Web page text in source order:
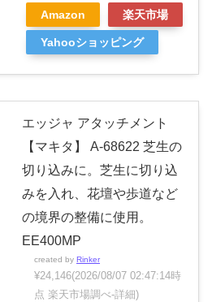
Amazon 楽天市場
Yahooショッピング
エッジャ アタッチメント
【マキタ】 A-68622 芝生の
切り込みに。芝生に切り込
みを入れ、花壇や歩道など
の境界の整備に使用。
EE400MP
created by Rinker
¥24,146(2026/08/07 02:47:14時
点 楽天市場調べ-詳細)